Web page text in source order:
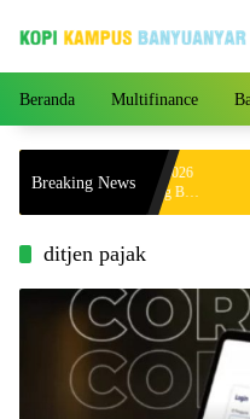
Beranda Multifinance
Breaking News
Hari Ini 4 Agustus 2026
per Gram, Peluang Beli
ditjen pajak